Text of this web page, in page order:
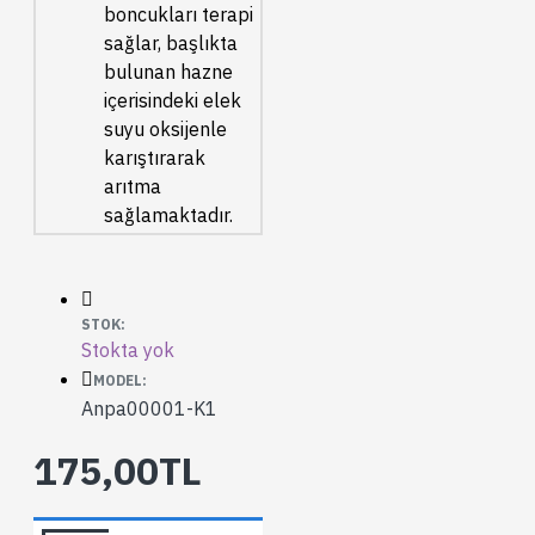
boncukları terapi
sağlar, başlıkta
bulunan hazne
içerisindeki elek
suyu oksijenle
karıştırarak
arıtma
sağlamaktadır.
175,00TL
STOK:
Stokta yok
MODEL:
Anpa00001-K1